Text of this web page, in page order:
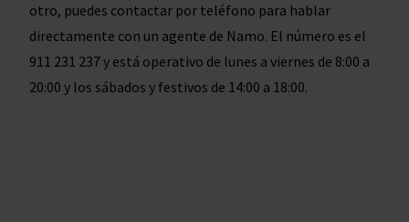
otro, puedes contactar por teléfono para hablar
directamente con un agente de Namo. El número es el
911 231 237 y está operativo de lunes a viernes de 8:00 a
20:00 y los sábados y festivos de 14:00 a 18:00.